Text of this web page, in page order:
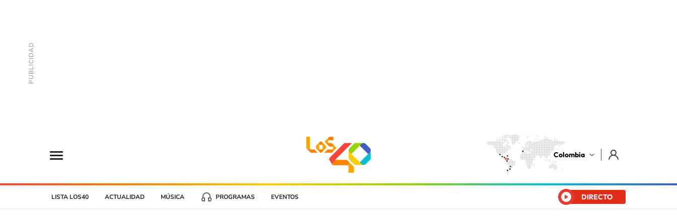
Colombia
LISTA LOS40 ACTUALIDAD MÚSICA PROGRAMAS EVENTOS DIRECTO